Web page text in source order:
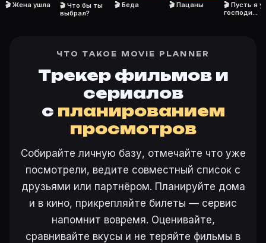
Интересные факты о фильмах·Как вести watchlist
Другие карточки:
Горбатая гора (2005)
Войти в кабинет— сохранить «Никудышная» в
🎬 Жена ушла
🎬 Что бы ты
выбрал?
🎬 Беда 🎬 Пацаны
🎬 Пусть я
господи...
ЧТО ТАКОЕ MOVIE PLANNER
Трекер фильмов и
сериалов
с планированием
просмотров
Собирайте личную базу, отмечайте что уже
посмотрели, ведите совместный список с
друзьями или партнёром. Планируйте дома
и в кино, прикрепляйте билеты — сервис
напомнит вовремя. Оценивайте,
сравнивайте вкусы и не теряйте фильмы в